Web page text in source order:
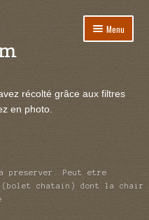
Menu
le
enfant
le
récolté grâce aux filtres
en photo.
a preserver. Peut etre
(bolet chatain) dont la chair